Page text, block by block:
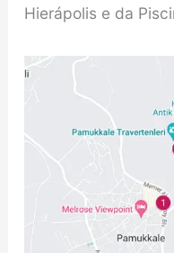
Hierápolis e da